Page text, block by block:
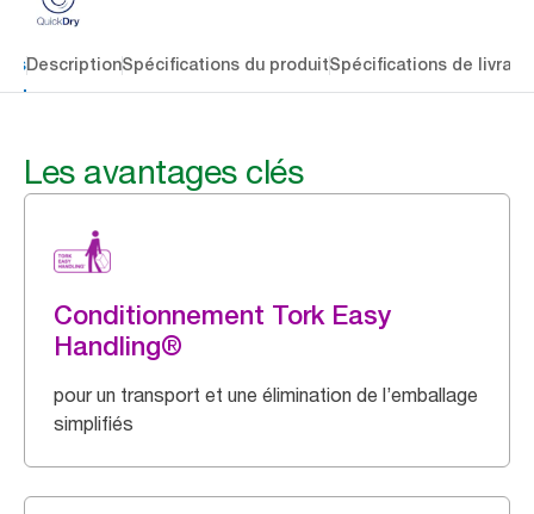
DescriptionSpécifications du produitSpécifications de
Les avantages clés
Conditionnement Tork Easy
Handling®
pour un transport et une élimination de l’emballage
simplifiés